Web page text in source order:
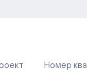
Номер